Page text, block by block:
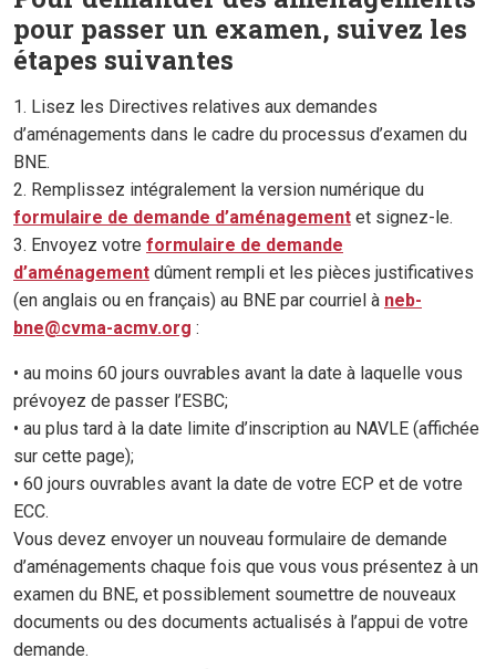
pour passer un examen, suivez les
étapes suivantes
1. Lisez les Directives relatives aux demandes
d’aménagements dans le cadre du processus d’examen du
BNE.
2. Remplissez intégralement la version numérique du
formulaire de demande d’aménagement et signez-le.
3. Envoyez votre formulaire de demande
d’aménagement dûment rempli et les pièces justificatives
(en anglais ou en français) au BNE par courriel à neb-
bne@cvma-acmv.org :
• au moins 60 jours ouvrables avant la date à laquelle vous
prévoyez de passer l’ESBC;
• au plus tard à la date limite d’inscription au NAVLE (affichée
sur cette page);
• 60 jours ouvrables avant la date de votre ECP et de votre
ECC.
Vous devez envoyer un nouveau formulaire de demande
d’aménagements chaque fois que vous vous présentez à un
examen du BNE, et possiblement soumettre de nouveaux
documents ou des documents actualisés à l’appui de votre
demande.